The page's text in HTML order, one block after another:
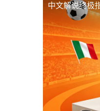
中文解说终极